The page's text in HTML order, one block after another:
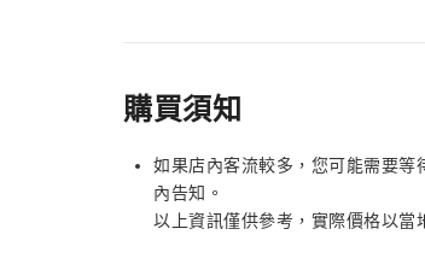
購買須知
如果店內客流較多，您可能需要
內告知。
以上資訊僅供參考，實際價格以當